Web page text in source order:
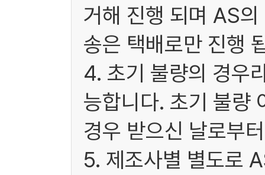
거해 진행 되며 AS
송은 택배로만 진행
4. 초기 불량의 경우
능합니다. 초기 불량
경우 받으신 날로부
5. 제조사별 별도로